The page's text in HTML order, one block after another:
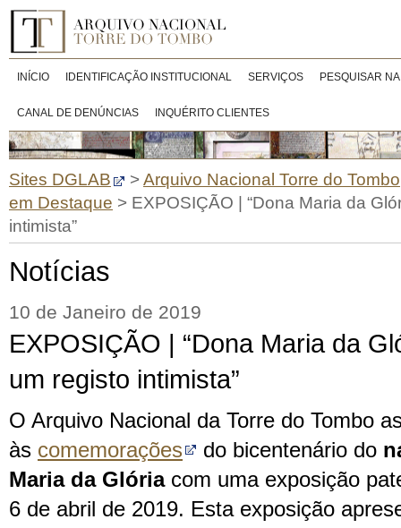
INÍCIO IDENTIFICAÇÃO INSTITUCIONAL SERVIÇOS PESQUISAR
CANAL DE DENÚNCIAS INQUÉRITO CLIENTES
Sites DGLAB >Arquivo Nacional Torre do Tombo
em Destaque > EXPOSIÇÃO | “Dona Maria da
intimista”
Notícias
10 de Janeiro de 2019
EXPOSIÇÃO | “Dona Maria da
um registo intimista”
O Arquivo Nacional da Torre do Tombo
às comemorações do bicentenário do
Maria da Glóriacom uma exposição
6 de abril de 2019. Esta exposição